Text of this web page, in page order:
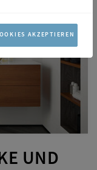
UND
AKZEPTIEREN